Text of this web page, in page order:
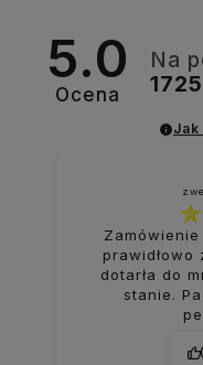
5.0
Ocena
Na
1725
prawidłowo
dotarła do
stanie.